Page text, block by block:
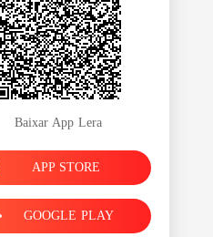
Baixar App Lera
APP STORE
GOOGLE PLAY